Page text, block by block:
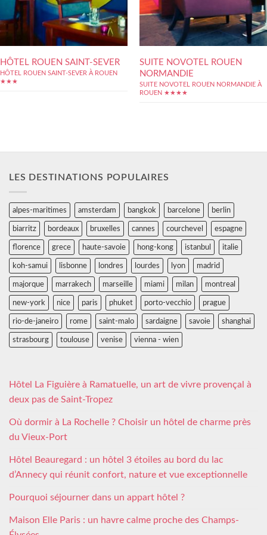
HÔTEL ROUEN SAINT-SEVER
HÔTEL ROUEN SAINT-SEVER À ROUEN
★★★
SUITE NOVOTEL ROUEN
NORMANDIE
SUITE NOVOTEL ROUEN NORMANDIE À
ROUEN ★★★★
LES DESTINATIONS POPULAIRES
alpes-maritimes amsterdam bangkok barcelone berlin
biarritz bordeaux bruxelles cannes courchevel espagne
florence grece haute-savoie hong-kong istanbul italie
koh-samui lisbonne londres lourdes lyon madrid
majorque marrakech marseille miami milan montreal
new-york nice paris phuket porto-vecchio prague
rio-de-janeiro rome saint-malo sardaigne savoie shanghai
strasbourg toulouse venise vienna - wien
Hôtel La Figuière à Ramatuelle, un art de vivre provençal à
deux pas de Saint-Tropez
Où dormir à La Rochelle ? Choisir un hôtel de charme près
du Vieux-Port
Hôtel Beauregard : un hôtel 3 étoiles au bord du lac
d’Annecy qui réunit confort, nature et vue exceptionnelle
Pourquoi séjourner dans un appart hôtel ?
Maison Elle Paris : un havre calme proche des Champs-